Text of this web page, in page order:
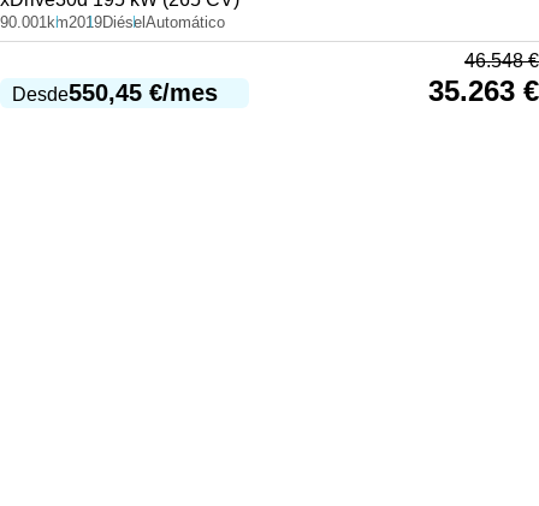
90.001km2019Diésel Automático
Desde550,45 €/mes
46.548€
35.263 €